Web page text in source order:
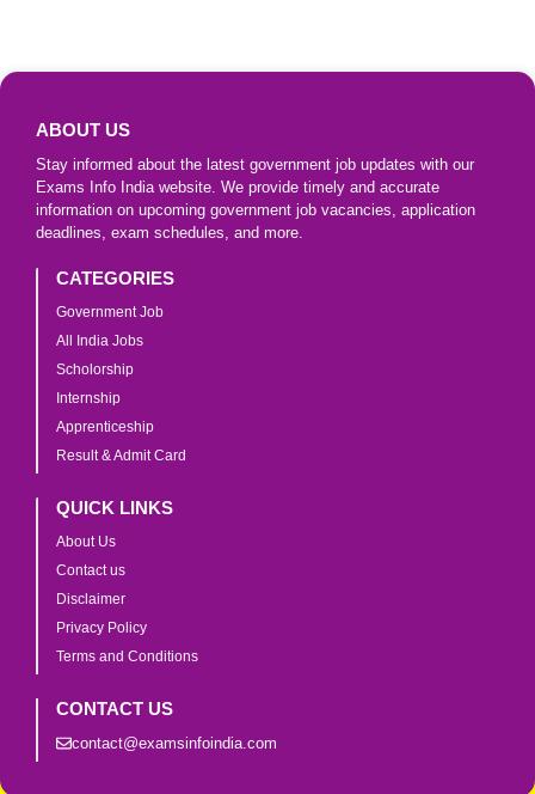
ABOUT US
Stay informed about the latest government job updates with our
Exams Info India website. We provide timely and accurate
information on upcoming government job vacancies, application
deadlines, exam schedules, and more.
CATEGORIES
Government Job
All India Jobs
Scholorship
Internship
Apprenticeship
Result & Admit Card
QUICK LINKS
About Us
Contact us
Disclaimer
Privacy Policy
Terms and Conditions
CONTACT US
contact@examsinfoindia.com